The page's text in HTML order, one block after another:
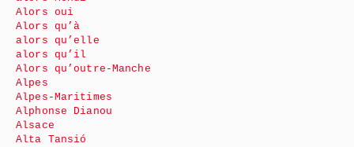
Alors oui
Alors qu’à
alors qu’elle
alors qu’il
Alors qu’outre-Manche
Alpes
Alpes-Maritimes
Alphonse Dianou
Alsace
Alta Tansió